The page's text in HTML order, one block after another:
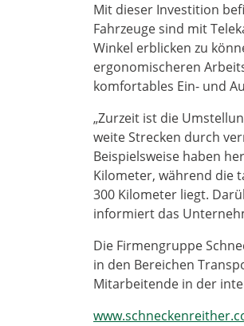
Mit dieser Investition
Fahrzeuge sind mit
Winkel erblicken zu
ergonomischeren
komfortables Ein- und
„Zurzeit ist die
weite Strecken durch
Beispielsweise haben
Kilometer, während die
300 Kilometer liegt.
informiert das
Die Firmengruppe
in den Bereichen
Mitarbeitende in der